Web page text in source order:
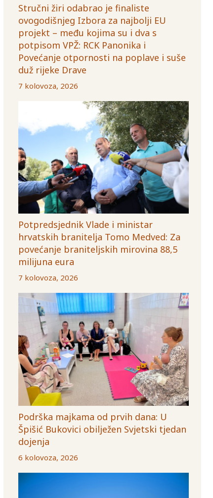
Stručni žiri odabrao je finaliste
ovogodišnjeg Izbora za najbolji EU
projekt – među kojima su i dva s
potpisom VPŽ: RCK Panonika i
Povećanje otpornosti na poplave i suše
duž rijeke Drave
7 kolovoza, 2026
Potpredsjednik Vlade i ministar
hrvatskih branitelja Tomo Medved: Za
povećanje braniteljskih mirovina 88,5
milijuna eura
7 kolovoza, 2026
Podrška majkama od prvih dana: U
Špišić Bukovici obilježen Svjetski tjedan
dojenja
6 kolovoza, 2026